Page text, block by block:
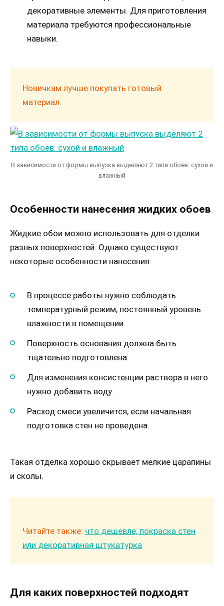
декоративные элементы. Для приготовления
материала требуются профессиональные
навыки.
Новичкам лучше покупать готовый
материал.
В зависимости от формы выпуска выделяют 2 типа обоев: сухой и
влажный
Особенности нанесения жидких обоев
Жидкие обои можно использовать для отделки
разных поверхностей. Однако существуют
некоторые особенности нанесения:
В процессе работы нужно соблюдать
температурный режим, постоянный уровень
влажности в помещении.
Поверхность основания должна быть
тщательно подготовлена.
Для изменения консистенции раствора в него
нужно добавить воду.
Расход смеси увеличится, если начальная
подготовка стен не проведена.
Такая отделка хорошо скрывает мелкие царапины
и сколы.
Читайте также: что дешевле, покраска стен
или декоративная штукатурка
Для каких поверхностей подходят